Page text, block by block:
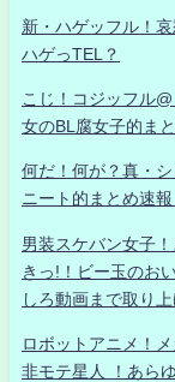
新・ハゲッフル！
ハゲっTEL？
こじ！コジッフル
女のBL腐女子的ま
何だ！何が？真・
ニート的まとめ速
男装スケバン女子
きっ!！ビー玉のお
しろ動画まで取り
ロボットアニメ！
非モテ星人 ！あら